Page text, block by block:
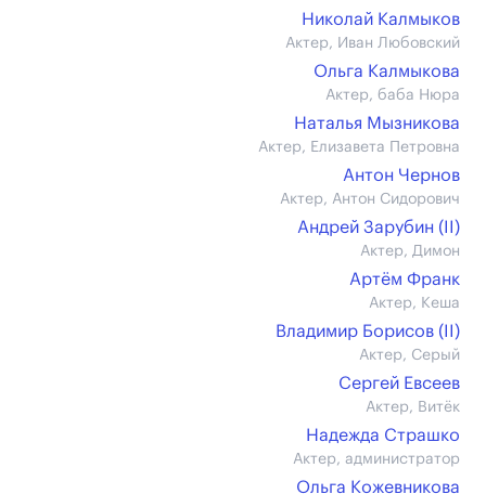
Николай Калмыков
Актер, Иван Любовский
Ольга Калмыкова
Актер, баба Нюра
Наталья Мызникова
Актер, Елизавета Петровна
Антон Чернов
Актер, Антон Сидорович
Андрей Зарубин (II)
Актер, Димон
Артём Франк
Актер, Кеша
Владимир Борисов (II)
Актер, Серый
Сергей Евсеев
Актер, Витёк
Надежда Страшко
Актер, администратор
Ольга Кожевникова